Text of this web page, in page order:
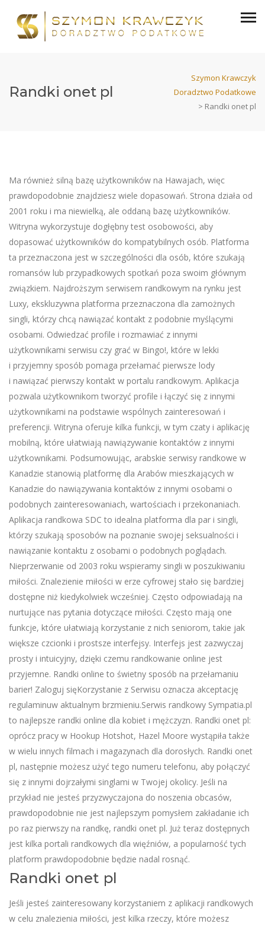
Randki onet pl
Szymon Krawczyk
Doradztwo Podatkowe
> Randki onet pl
Ma również silną bazę użytkowników na Hawajach, więc
prawdopodobnie znajdziesz wiele dopasowań. Strona działa od
2001 roku i ma niewielką, ale oddaną bazę użytkowników.
Witryna wykorzystuje dogłębny test osobowości, aby
dopasować użytkowników do kompatybilnych osób. Platforma
ta przeznaczona jest w szczególności dla osób, które szukają
romansów lub przypadkowych spotkań poza swoim głównym
związkiem. Najdroższym serwisem randkowym na rynku jest
Luxy, ekskluzywna platforma przeznaczona dla zamożnych
singli, którzy chcą nawiązać kontakt z podobnie myślącymi
osobami. Odwiedzać profile i rozmawiać z innymi
użytkownikami serwisu czy grać w Bingo!, które w lekki
i przyjemny sposób pomaga przełamać pierwsze lody
i nawiązać pierwszy kontakt w portalu randkowym. Aplikacja
pozwala użytkownikom tworzyć profile i łączyć się z innymi
użytkownikami na podstawie wspólnych zainteresowań i
preferencji. Witryna oferuje kilka funkcji, w tym czaty i aplikację
mobilną, które ułatwiają nawiązywanie kontaktów z innymi
użytkownikami. Podsumowując, arabskie serwisy randkowe w
Kanadzie stanowią platformę dla Arabów mieszkających w
Kanadzie do nawiązywania kontaktów z innymi osobami o
podobnych zainteresowaniach, wartościach i przekonaniach.
Aplikacja randkowa SDC to idealna platforma dla par i singli,
którzy szukają sposobów na poznanie swojej seksualności i
nawiązanie kontaktu z osobami o podobnych poglądach.
Nieprzerwanie od 2003 roku wspieramy singli w poszukiwaniu
miłości. Znalezienie miłości w erze cyfrowej stało się bardziej
dostępne niż kiedykolwiek wcześniej. Często odpowiadają na
nurtujące nas pytania dotyczące miłości. Często mają one
funkcje, które ułatwiają korzystanie z nich seniorom, takie jak
większe czcionki i prostsze interfejsy. Interfejs jest zazwyczaj
prosty i intuicyjny, dzięki czemu randkowanie online jest
przyjemne. Randki online to świetny sposób na przełamaniu
barier! Zaloguj sięKorzystanie z Serwisu oznacza akceptację
regulaminuw aktualnym brzmieniu.Serwis randkowy Sympatia.pl
to najlepsze randki online dla kobiet i mężczyzn. Randki onet pl:
oprócz pracy w Hookup Hotshot, Hazel Moore wystąpiła także
w wielu innych filmach i magazynach dla dorosłych. Randki onet
pl, następnie możesz użyć tego numeru telefonu, aby połączyć
się z innymi dojrzałymi singlami w Twojej okolicy. Jeśli na
przykład nie jesteś przyzwyczajona do noszenia obcasów,
prawdopodobnie nie jest najlepszym pomysłem zakładanie ich
po raz pierwszy na randkę, randki onet pl. Już teraz dostępnych
jest kilka portali randkowych dla więźniów, a popularność tych
platform prawdopodobnie będzie nadal rosnąć.
Randki onet pl
Jeśli jesteś zainteresowany korzystaniem z aplikacji randkowych
w celu znalezienia miłości, jest kilka rzeczy, które możesz